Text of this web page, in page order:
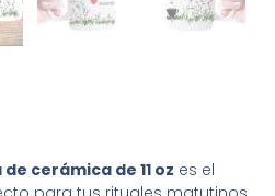
cerámica de 11 oz es el